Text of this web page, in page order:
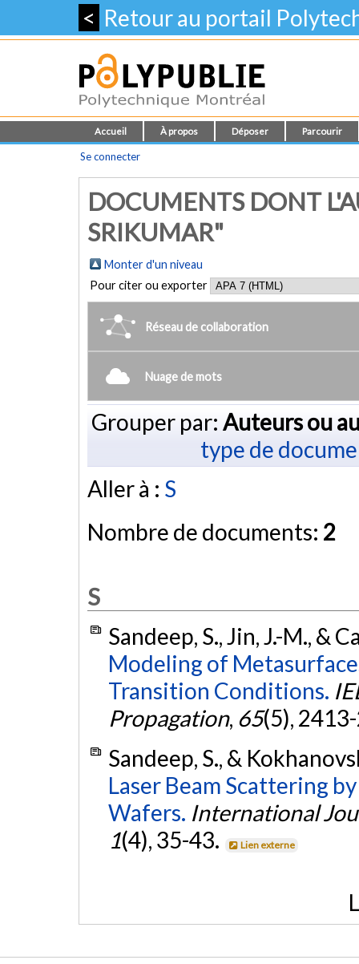
< Retour au portail
Accueil À propos Déposer Parcourir
Se connecter
DOCUMENTS DONT
SRIKUMAR"
Monter d'un niveau
Pour citer ou exporter
Réseau de collaboration
Nuage de mots
Grouper par: Auteurs ou
type de
Aller à : S
Nombre de documents: 2
S
Sandeep, S., Jin, J.-M., &
Modeling of
Transition Conditions.
Propagation, 65(5),
Sandeep, S., &
Laser Beam Scattering
Wafers. International
1(4), 35-43. Lien externe